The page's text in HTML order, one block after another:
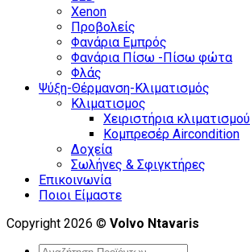
Xenon
Προβολείς
Φανάρια Εμπρός
Φανάρια Πίσω -Πίσω φώτα
Φλάς
Ψύξη-Θέρμανση-Κλιματισμός
Κλιματισμος
Χειριστήρια κλιματισμού
Κομπρεσέρ Aircondition
Δοχεία
Σωλήνες & Σφιγκτήρες
Επικοινωνία
Ποιοι Είμαστε
Copyright 2026 © Volvo Ntavaris